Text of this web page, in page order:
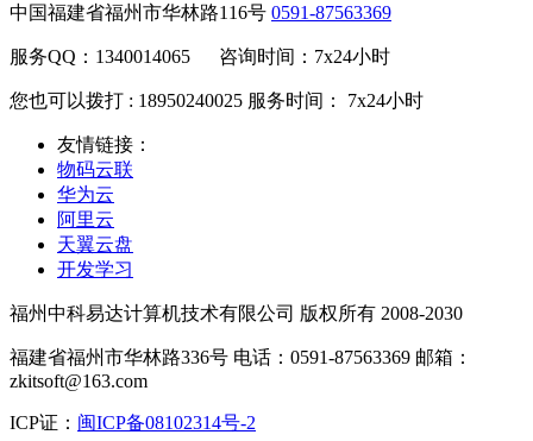
中国福建省福州市华林路116号 0591-87563369
服务QQ：1340014065 咨询时间：7x24小时
您也可以拨打 : 18950240025 服务时间： 7x24小时
友情链接：
物码云联
华为云
阿里云
天翼云盘
开发学习
福州中科易达计算机技术有限公司 版权所有 2008-2030
福建省福州市华林路336号 电话：0591-87563369 邮箱：
zkitsoft@163.com
ICP证： 闽ICP备08102314号-2